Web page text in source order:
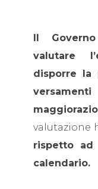
Il
valutare
disporre la
valutazione
rispetto ad
calendario.